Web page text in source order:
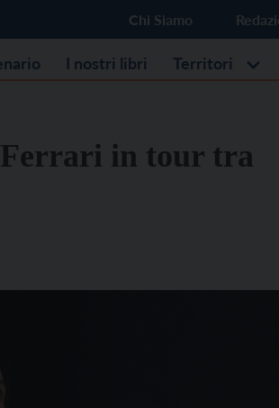
Chi Siamo
I nostri libri Territori
in tour tra